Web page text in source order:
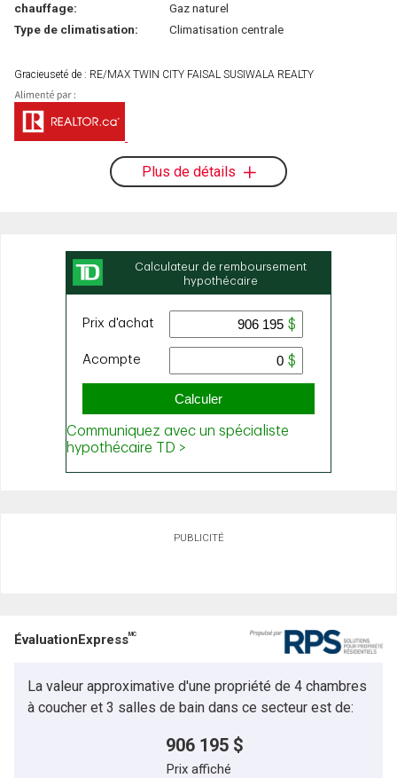
chauffage:
Gaz naturel
Type de climatisation:
Climatisation centrale
Gracieuseté de : RE/MAX TWIN CITY FAISAL SUSIWALA REALTY
Plus de détails
PUBLICITÉ
ÉvaluationExpressMC
La valeur approximative d'une propriété de 4 chambres
à coucher et 3 salles de bain dans ce secteur est de:
906 195 $
Prix affiché